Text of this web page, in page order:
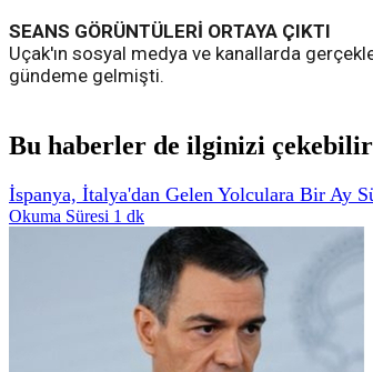
SEANS GÖRÜNTÜLERİ ORTAYA ÇIKTI
Uçak'ın sosyal medya ve kanallarda
gündeme gelmişti.
Bu haberler de ilginizi çekebilir
İspanya, İtalya'dan Gelen Yolculara Bir Ay
Okuma Süresi 1 dk